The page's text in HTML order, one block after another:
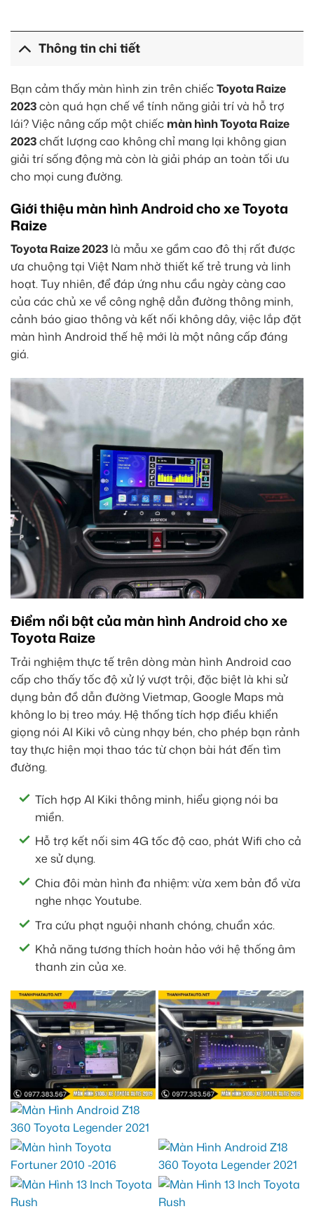
Thông tin chi tiết
Bạn cảm thấy màn hình zin trên chiếcToyota Raize
2023còn quá hạn chế về tính năng giải trí và hỗ trợ
lái? Việc nâng cấp một chiếc màn hình Toyota Raize
2023chất lượng cao không chỉ mang lại không gian
giải trí sống động mà còn là giải pháp an toàn tối ưu
cho mọi cung đường.
Giới thiệu màn hình Android cho xe Toyota
Raize
Toyota Raize 2023 là mẫu xe gầm cao đô thị rất được
ưa chuộng tại Việt Nam nhờ thiết kế trẻ trung và linh
hoạt. Tuy nhiên, để đáp ứng nhu cầu ngày càng cao
của các chủ xe về công nghệ dẫn đường thông minh,
cảnh báo giao thông và kết nối không dây, việc lắp đặt
màn hình Android thế hệ mới là một nâng cấp đáng
giá.
Điểm nổi bật của màn hình Android cho xe
Toyota Raize
Trải nghiệm thực tế trên dòng màn hình Android cao
cấp cho thấy tốc độ xử lý vượt trội, đặc biệt là khi sử
dụng bản đồ dẫn đường Vietmap, Google Maps mà
không lo bị treo máy. Hệ thống tích hợp điều khiển
giọng nói AI Kiki vô cùng nhạy bén, cho phép bạn rảnh
tay thực hiện mọi thao tác từ chọn bài hát đến tìm
đường.
Tích hợp AI Kiki thông minh, hiểu giọng nói ba
miền.
Hỗ trợ kết nối sim 4G tốc độ cao, phát Wifi cho cả
xe sử dụng.
Chia đôi màn hình đa nhiệm: vừa xem bản đồ vừa
nghe nhạc Youtube.
Tra cứu phạt nguội nhanh chóng, chuẩn xác.
Khả năng tương thích hoàn hảo với hệ thống âm
thanh zin của xe.